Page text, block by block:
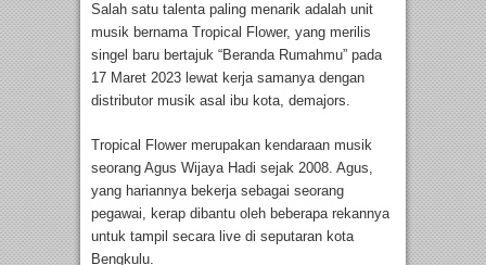
Salah satu talenta paling menarik adalah unit
musik bernama Tropical Flower, yang merilis
singel baru bertajuk “Beranda Rumahmu” pada
17 Maret 2023 lewat kerja samanya dengan
distributor musik asal ibu kota, demajors.
Tropical Flower merupakan kendaraan musik
seorang Agus Wijaya Hadi sejak 2008. Agus,
yang hariannya bekerja sebagai seorang
pegawai, kerap dibantu oleh beberapa rekannya
untuk tampil secara live di seputaran kota
Bengkulu.